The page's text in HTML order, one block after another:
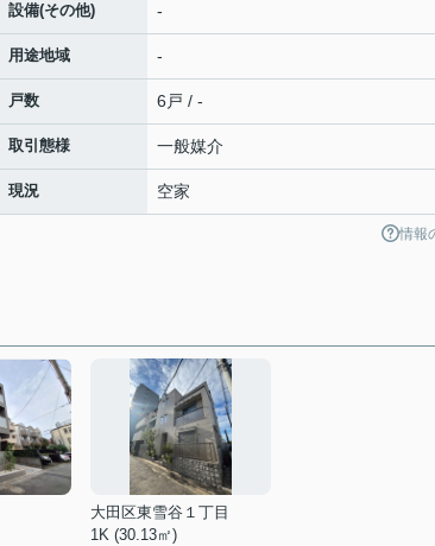
設備(その他) -
用途地域 -
戸数 6戸 / -
取引態様 一般媒介
現況 空家
情報
大田区東雪谷１丁目
1K (30.13㎡)